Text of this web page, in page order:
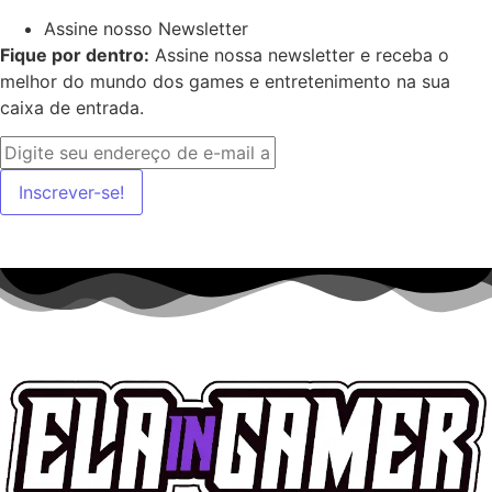
Assine nosso Newsletter
Fique por dentro: Assine nossa newsletter e receba o
melhor do mundo dos games e entretenimento na sua
caixa de entrada.
Inscrever-se!